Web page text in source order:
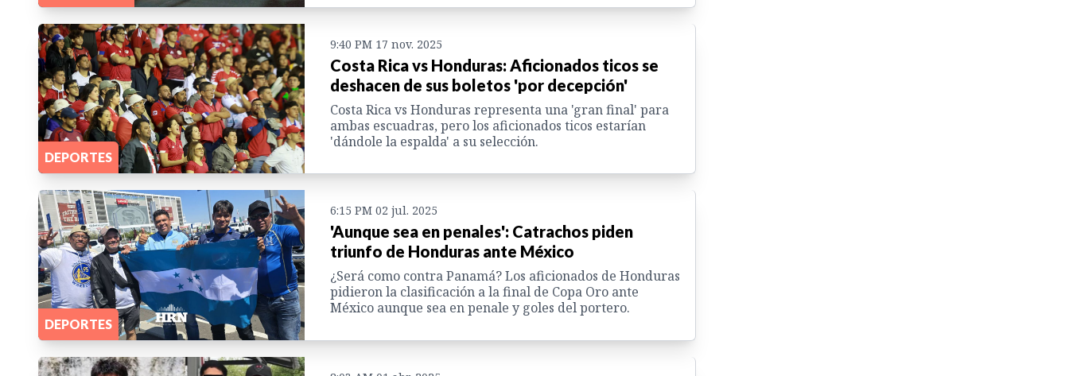
DEPORTES
9:40 PM 17 nov. 2025
Costa Rica vs Honduras: Aficionados ticos se
deshacen de sus boletos 'por decepción'
Costa Rica vs Honduras representa una 'gran final' para
ambas escuadras, pero los aficionados ticos estarían
'dándole la espalda' a su selección.
DEPORTES
6:15 PM 02 jul. 2025
'Aunque sea en penales': Catrachos piden
triunfo de Honduras ante México
¿Será como contra Panamá? Los aficionados de Honduras
pidieron la clasificación a la final de Copa Oro ante
México aunque sea en penale y goles del portero.